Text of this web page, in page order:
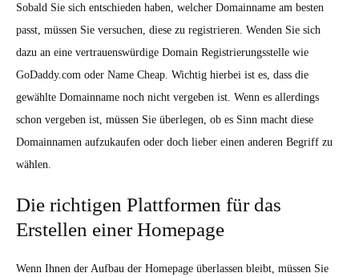
Sobald Sie sich entschieden haben, welcher Domainname am besten
passt, müssen Sie versuchen, diese zu registrieren. Wenden Sie sich
dazu an eine vertrauenswürdige Domain Registrierungsstelle wie
GoDaddy.com oder Name Cheap. Wichtig hierbei ist es, dass die
gewählte Domainname noch nicht vergeben ist. Wenn es allerdings
schon vergeben ist, müssen Sie überlegen, ob es Sinn macht diese
Domainnamen aufzukaufen oder doch lieber einen anderen Begriff zu
wählen.
Die richtigen Plattformen für das
Erstellen einer Homepage
Wenn Ihnen der Aufbau der Homepage überlassen bleibt, müssen Sie